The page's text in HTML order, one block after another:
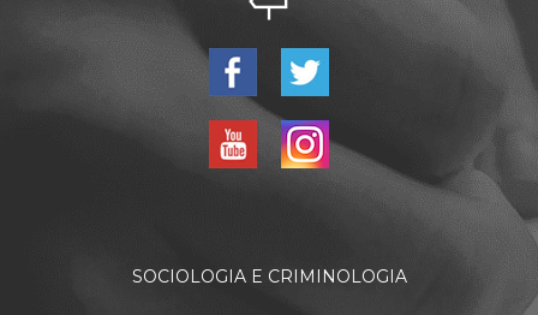
SOCIOLOGIA E CRIMINOLOGIA